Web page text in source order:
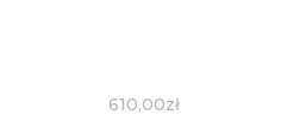
610,00zł